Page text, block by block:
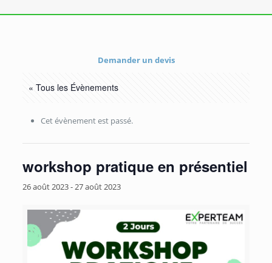
Demander un devis
« Tous les Évènements
Cet évènement est passé.
workshop pratique en présentiel
26 août 2023-27 août 2023